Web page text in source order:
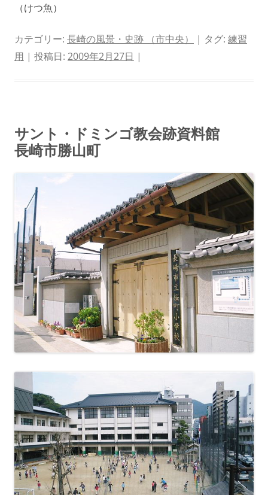
（けつ魚）
カテゴリー: 長崎の風景・史跡 （市中央） | タグ: 練習
用 | 投稿日: 2009年2月27日 |
サント・ドミンゴ教会跡資料館
長崎市勝山町